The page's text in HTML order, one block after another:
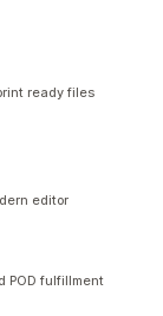
ready files
editor
POD fulfillment